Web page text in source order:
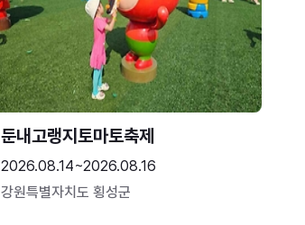
둔내고랭지토마토축제
2026.08.14~2026.08.16
강원특별자치도 횡성군